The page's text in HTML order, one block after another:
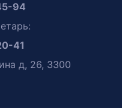
94
41
д, 26, 3300